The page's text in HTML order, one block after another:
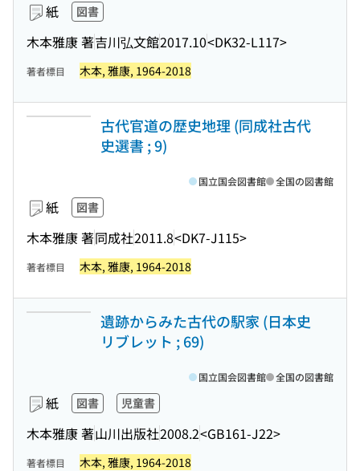
紙 図書
木本雅康 著吉川弘文館2017.10<DK32-L117>
著者標目 木本, 雅康, 1964-2018
古代官道の歴史地理 (同成社古代
史選書 ; 9)
紙 図書
木本雅康 著同成社2011.8<DK7-J115>
国立国会図書館 全国の図書館
著者標目 木本, 雅康, 1964-2018
遺跡からみた古代の駅家 (日本史
リブレット ; 69)
紙 図書 児童書
木本雅康 著山川出版社2008.2<GB161-J22>
国立国会図書館 全国の図書館
著者標目 木本, 雅康, 1964-2018